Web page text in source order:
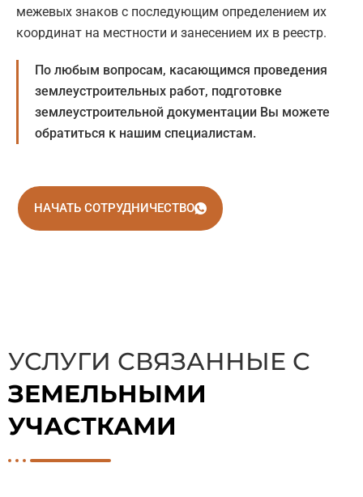
межевых знаков с последующим определением их
координат на местности и занесением их в реестр.
По любым вопросам, касающимся проведения
землеустроительных работ, подготовке
землеустроительной документации Вы можете
обратиться к нашим специалистам.
НАЧАТЬ СОТРУДНИЧЕСТВО
УСЛУГИ СВЯЗАННЫЕ С
ЗЕМЕЛЬНЫМИ
УЧАСТКАМИ